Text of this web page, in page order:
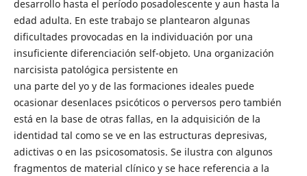
desarrollo hasta el período posadolescente y aun hasta la
edad adulta. En este trabajo se plantearon algunas
dificultades provocadas en la individuación por una
insuficiente diferenciación self-objeto. Una organización
narcisista patológica persistente en
una parte del yo y de las formaciones ideales puede
ocasionar desenlaces psicóticos o perversos pero también
está en la base de otras fallas, en la adquisición de la
identidad tal como se ve en las estructuras depresivas,
adictivas o en las psicosomatosis. Se ilustra con algunos
fragmentos de material clínico y se hace referencia a la